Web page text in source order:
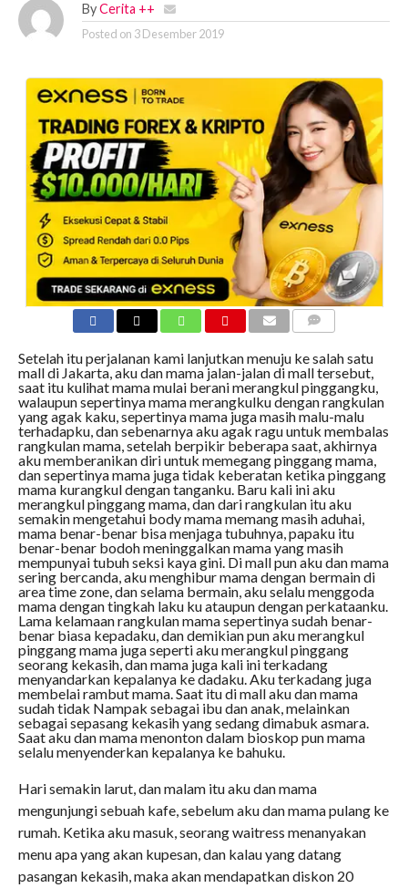
By Cerita ++
Posted on 3 Desember 2019
Setelah itu perjalanan kami lanjutkan menuju ke salah satu
mall di Jakarta, aku dan mama jalan-jalan di mall tersebut,
saat itu kulihat mama mulai berani merangkul pinggangku,
walaupun sepertinya mama merangkulku dengan rangkulan
yang agak kaku, sepertinya mama juga masih malu-malu
terhadapku, dan sebenarnya aku agak ragu untuk membalas
rangkulan mama, setelah berpikir beberapa saat, akhirnya
aku memberanikan diri untuk memegang pinggang mama,
dan sepertinya mama juga tidak keberatan ketika pinggang
mama kurangkul dengan tanganku. Baru kali ini aku
merangkul pinggang mama, dan dari rangkulan itu aku
semakin mengetahui body mama memang masih aduhai,
mama benar-benar bisa menjaga tubuhnya, papaku itu
benar-benar bodoh meninggalkan mama yang masih
mempunyai tubuh seksi kaya gini. Di mall pun aku dan mama
sering bercanda, aku menghibur mama dengan bermain di
area time zone, dan selama bermain, aku selalu menggoda
mama dengan tingkah laku ku ataupun dengan perkataanku.
Lama kelamaan rangkulan mama sepertinya sudah benar-
benar biasa kepadaku, dan demikian pun aku merangkul
pinggang mama juga seperti aku merangkul pinggang
seorang kekasih, dan mama juga kali ini terkadang
menyandarkan kepalanya ke dadaku. Aku terkadang juga
membelai rambut mama. Saat itu di mall aku dan mama
sudah tidak Nampak sebagai ibu dan anak, melainkan
sebagai sepasang kekasih yang sedang dimabuk asmara.
Saat aku dan mama menonton dalam bioskop pun mama
selalu menyenderkan kepalanya ke bahuku.
Hari semakin larut, dan malam itu aku dan mama
mengunjungi sebuah kafe, sebelum aku dan mama pulang ke
rumah. Ketika aku masuk, seorang waitress menanyakan
menu apa yang akan kupesan, dan kalau yang datang
pasangan kekasih, maka akan mendapatkan diskon 20